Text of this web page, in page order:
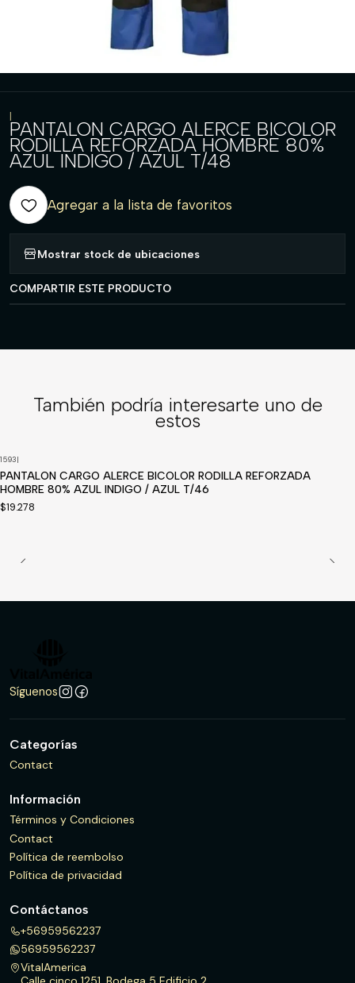
|
PANTALON CARGO ALERCE BICOLOR
RODILLA REFORZADA HOMBRE 80%
AZUL INDIGO / AZUL T/48
Agregar a la lista de favoritos
Mostrar stock de ubicaciones
COMPARTIR ESTE PRODUCTO
También podría interesarte uno de
estos
1593|
PANTALON CARGO ALERCE BICOLOR RODILLA REFORZADA
HOMBRE 80% AZUL INDIGO / AZUL T/46
$19.278
Síguenos
Categorías
Contact
Información
Términos y Condiciones
Contact
Política de reembolso
Política de privacidad
Contáctanos
+56959562237
56959562237
VitalAmerica